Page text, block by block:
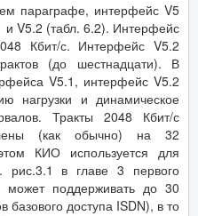
параграфе, интерфейс V5
и V5.2 (табл. 6.2). Интерфейс
Кбит/с. Интерфейс V5.2
(до шестнадцати). В
V5.1, интерфейс V5.2
нагрузки и динамическое
Тракты 2048 Кбит/с
(как обычно) на 32
КИО используется для
рис.3.1 в главе 3 первого
поддерживать до 30
доступа ISDN), в то